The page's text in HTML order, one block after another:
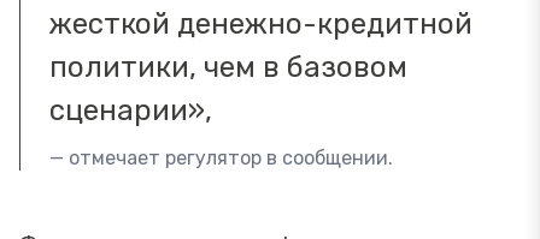
жесткой денежно-кредитной
политики, чем в базовом
сценарии»,
— отмечает регулятор в сообщении.